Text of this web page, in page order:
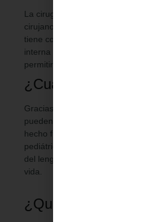
La cirugía requiere anestesia
cirujanos específicamente
tiene como fin introducir de
interna del implante en la cóclea
permitir la estimulación directa del
¿Cuáles son sus
Gracias al implante coclear los
pueden recuperar la audición de
hecho fundamental,
pediátrica, para poder conseguir
del lenguaje y una importante
vida.
¿Quién lo necesita?